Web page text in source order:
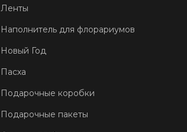
Ленты
Наполнитель для флорариумов
Новый Год
Пасха
Подарочные коробки
Подарочные пакеты